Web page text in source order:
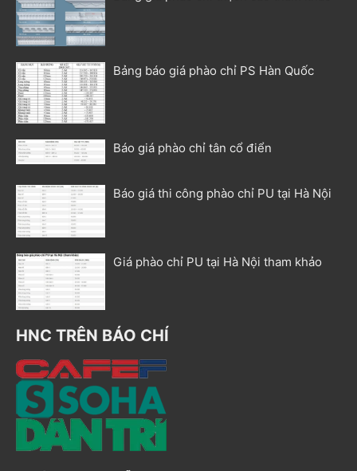
Bảng báo giá phào chỉ PS Hàn Quốc
Báo giá phào chỉ tân cổ điển
Báo giá thi công phào chỉ PU tại Hà Nội
Giá phào chỉ PU tại Hà Nội tham khảo
HNC TRÊN BÁO CHÍ